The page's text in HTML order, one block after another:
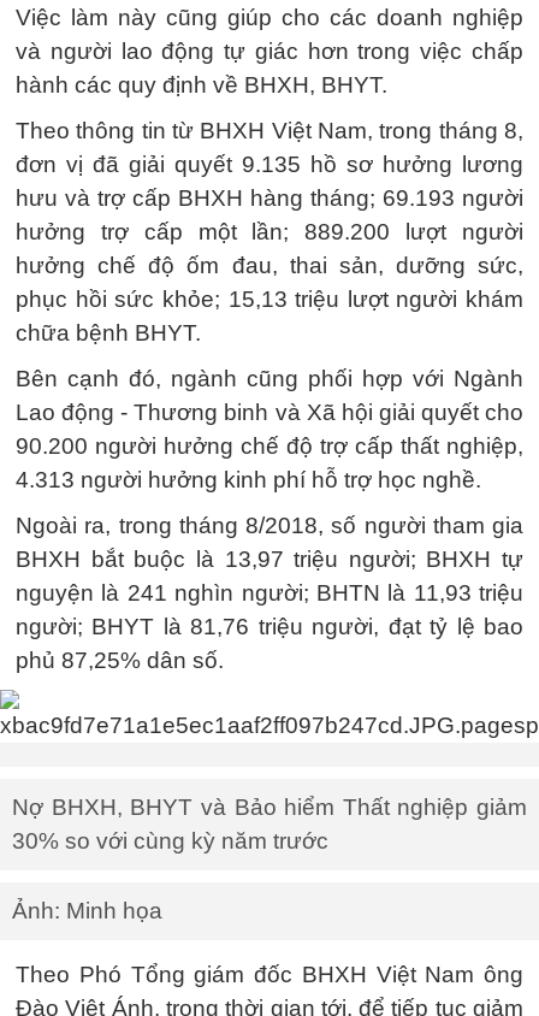
Việc làm này cũng giúp cho các doanh nghiệp
và người lao động tự giác hơn trong việc chấp
hành các quy định về BHXH, BHYT.
Theo thông tin từ BHXH Việt Nam, trong tháng 8,
đơn vị đã giải quyết 9.135 hồ sơ hưởng lương
hưu và trợ cấp BHXH hàng tháng; 69.193 người
hưởng trợ cấp một lần; 889.200 lượt người
hưởng chế độ ốm đau, thai sản, dưỡng sức,
phục hồi sức khỏe; 15,13 triệu lượt người khám
chữa bệnh BHYT.
Bên cạnh đó, ngành cũng phối hợp với Ngành
Lao động - Thương binh và Xã hội giải quyết cho
90.200 người hưởng chế độ trợ cấp thất nghiệp,
4.313 người hưởng kinh phí hỗ trợ học nghề.
Ngoài ra, trong tháng 8/2018, số người tham gia
BHXH bắt buộc là 13,97 triệu người; BHXH tự
nguyện là 241 nghìn người; BHTN là 11,93 triệu
người; BHYT là 81,76 triệu người, đạt tỷ lệ bao
phủ 87,25% dân số.
Nợ BHXH, BHYT và Bảo hiểm Thất nghiệp giảm
30% so với cùng kỳ năm trước
Ảnh: Minh họa
Theo Phó Tổng giám đốc BHXH Việt Nam ông
Đào Việt Ánh, trong thời gian tới, để tiếp tục giảm